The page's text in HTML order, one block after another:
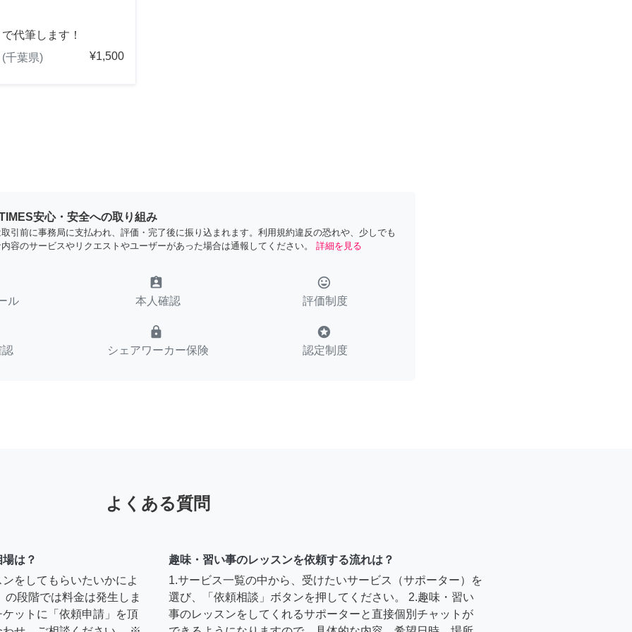
代筆します！
葉県)
¥1,500
安心・安全への取り組み
引前に事務局に支払われ、評価・完了後に振り込まれます。利用規約違反の恐れや、少しでも
容のサービスやリクエストやユーザーがあった場合は通報してください。
詳細を見る
ル
assignment_ind
本人確認
tag_faces
評価制度
lock
シェアワーカー保険
stars
認定制度
よくある質問
は？
をしてもらいたいかによ
段階では料金は発生しま
ットに「依頼申請」を頂
趣味・習い事のレッスンを依頼する流れは？
1.サービス一覧の中から、受けたいサービス（サポーター）を
選び、「依頼相談」ボタンを押してください。 2.趣味・習い
事のレッスンをしてくれるサポーターと直接個別チャットが